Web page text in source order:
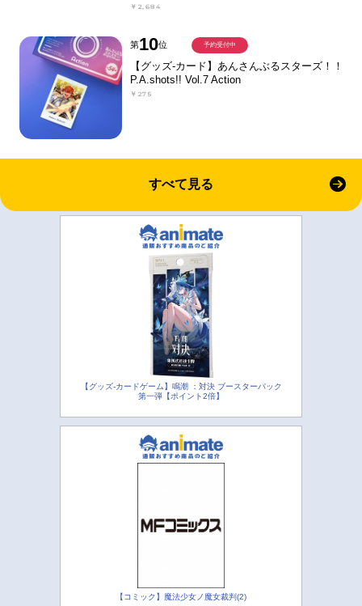
￥2,684
第10位
【グッズ-カード】あんさんぶるスターズ！！
P.A.shots!! Vol.7 Action
￥275
予約受付中
すべて見る
【グッズ-カードゲーム】鳴潮 ：対決 ブースターパック
第一弾【ポイント2倍】
【コミック】魔法少女ノ魔女裁判(2)